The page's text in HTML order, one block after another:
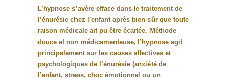
L’hypnose s’avère efface dans le traitement de
l’énurésie chez l’enfant après bien sûr que toute
raison médicale ait pu être écartée. Méthode
douce et non médicamenteuse, l’hypnose agit
principalement sur les causes affectives et
psychologiques de l’énurésie (anxiété de
l’enfant, stress, choc émotionnel ou un